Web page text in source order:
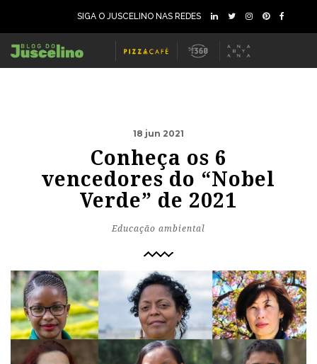
SIGA O JUSCELINO NAS REDES
18 jun 2021
Conheça os 6
vencedores do “Nobel
Verde” de 2021
Educação ambiental